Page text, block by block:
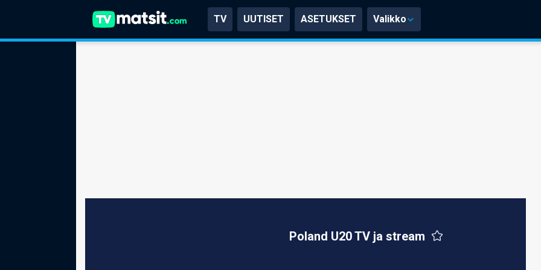
TV UUTISET ASETUKSET Valikko
Poland U20 TV ja stream